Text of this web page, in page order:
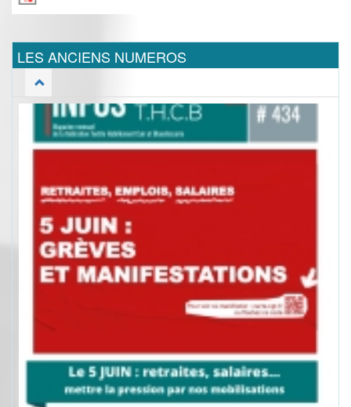
LES ANCIENS NUMEROS